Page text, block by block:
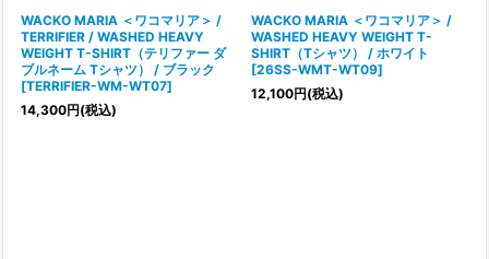
WACKO MARIA ＜ワコマリア＞ /
TERRIFIER / WASHED HEAVY
WEIGHT T-SHIRT（テリファー ダ
ブルネーム Tシャツ） / ブラック
[TERRIFIER-WM-WT07]
14,300円(税込)
WACKO MARIA ＜ワコマリア＞ /
WASHED HEAVY WEIGHT T-
SHIRT（Tシャツ） / ホワイト
[26SS-WMT-WT09]
12,100円(税込)